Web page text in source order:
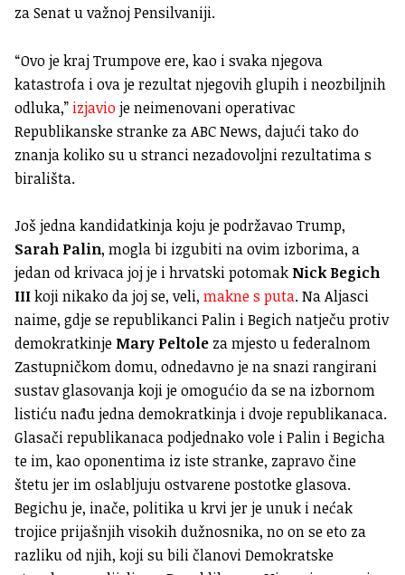
za Senat u važnoj Pensilvaniji.
“Ovo je kraj Trumpove ere, kao i svaka njegova
katastrofa i ova je rezultat njegovih glupih i neozbiljnih
odluka,” izjavioje neimenovani operativac
Republikanske stranke za ABC News, dajući tako do
znanja koliko su u stranci nezadovoljni rezultatima s
birališta.
Još jedna kandidatkinja koju je podržavao Trump,
Sarah Palin, mogla bi izgubiti na ovim izborima, a
jedan od krivaca joj je i hrvatski potomak Nick Begich
IIIkoji nikako da joj se, veli, makne s puta. Na Aljasci
naime, gdje se republikanci Palin i Begich natječu protiv
demokratkinje Mary Peltole za mjesto u federalnom
Zastupničkom domu, odnedavno je na snazi rangirani
sustav glasovanja koji je omogućio da se na izbornom
listiću nađu jedna demokratkinja i dvoje republikanaca.
Glasači republikanaca podjednako vole i Palin i Begicha
te im, kao oponentima iz iste stranke, zapravo čine
štetu jer im oslabljuju ostvarene postotke glasova.
Begichu je, inače, politika u krvi jer je unuk i nećak
trojice prijašnjih visokih dužnosnika, no on se eto za
razliku od njih, koji su bili članovi Demokratske